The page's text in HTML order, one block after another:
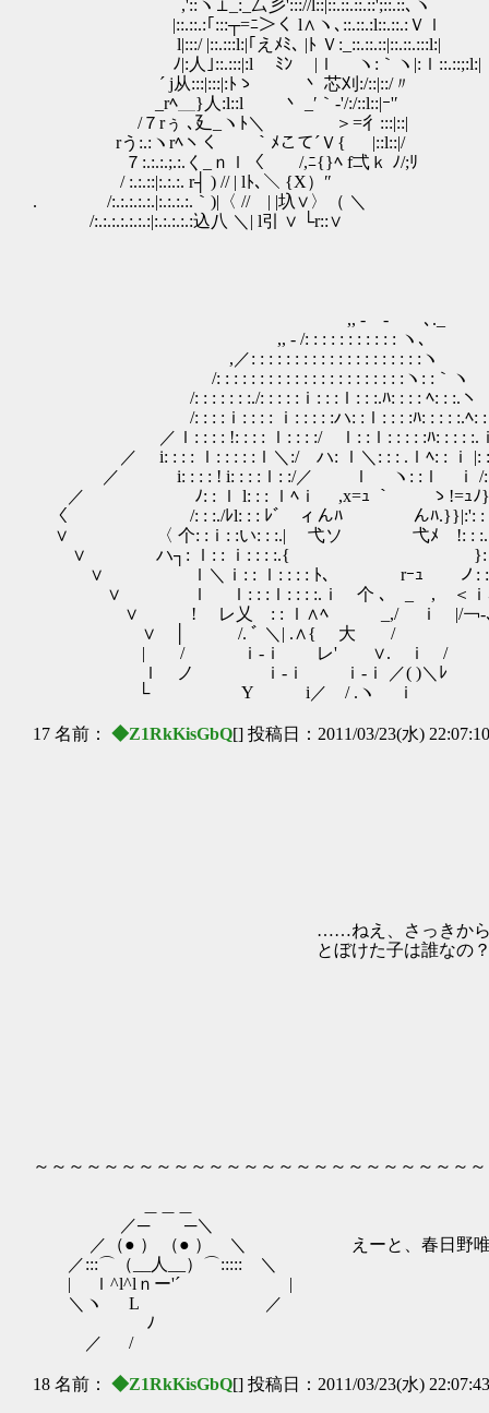
,'::ヽ⊥_:_厶彡'::://l::|::.::.::.::';::.::､ヽ
|::.::.:｢:::┬=ﾆ＞く l∧ヽ､::.::.:l::.::.:Ｖｌ
l|:::/ |::.:::l:|｢えﾒﾐ､ |ﾄ Ｖ:_::.::.::|::.::.:::l:|
ﾉ|:人｣::.:::|:l ゞﾐﾝ |ｌ ヽ:｀ヽ|:ｌ::.::;:l:|
´ j从:::|:::|:ﾄゝ 丶 芯刈:/::|::/〃 唯
_rﾍ＿}人:l::l 丶 _′｀‐'/:/::l::|ｰ'′ もしか
/７rぅ ､廴_ヽﾄ＼ ＞=彳:::|::|
rう:.:ヽrﾍヽく ｀ﾒこて´Ｖ{ |::l::|/
７:.:.:.;.:.く_ｎｌ〈 /,ﾆ{}ﾍ f弌ｋ ﾉ/;ﾘ
/ :.:.::|:.:.:. r┤ ) // | lﾄ､＼ {X）″
. /:.:.:.:.:.|:.:.:.:.｀)|〈 // | |圦∨〉（ ＼
/:.:.:.:.:.:.:|:.:.:.:.:込八 ＼| l引 ∨ └r::∨
,, - - ､._
,, - /: : : : : : : : : : : ヽ､
,／: : : : : : : : : : : : : : : : : : : :ヽ
/: : : : : : : : : : : : : : : : : : : : : :ヽ: :｀ヽ
/: : : : : : :./: : : : :ｉ: : :ｌ: : :.ﾊ: : : : ﾍ: : :.ヽ
/: : : :ｉ: : : : ｉ: : : : :ハ: :ｌ: : : :ﾊ: : : : :.ﾍ: :
／ｌ: : : : !: : : : ｌ: : : :/ ｌ: :ｌ: : : : :ﾊ: : : : :.ｉ
／ i: : : : ｌ: : : : :ｌ＼:/ ハ: ｌ＼: : : .ｌﾍ: : ｉ |: :
／ i: : : : ! i: : : :ｌ: :/／ ゝｌ ヽ: :ｌ ｉ /:
／ ゝﾉ: : ｌ l: : : ｌﾍｉ ,x=ｭ ｀ ゝ!=ｭﾉ}: ﾉ
〈 /: : :./ﾚl: : : ﾚﾞ ィんﾊ んﾊ.}}|:': : ｉ: :
∨ 〈 个: :ｉ: :い: : :.| 弋ソ 弋ﾒ !: : :.ｌ
∨ ハ┐: ｌ: : ｉ: : : :.{ }: : :.ｌ
∨ ｌ＼ｉ: : ｌ: : : : ﾄ､ rｰｭ ノ: : :.
∨ ｌ ｌ: : :ｌ: : : :.ｉ 个 ､ _ , ＜ｉﾊ:
∨ ! レ乂ゝ: : ｌ∧ﾍ _,/ ｉ |/￢-､
∨ │ /. ﾞ ＼| .∧{ 大 / ｉ‐
| ゝ/ ｉ‐ｉ レ' ∨. ｉ /
ｌ ノ ｉ‐ｉ ｉ‐ｉ ／( )＼
└ ゝ Y i／ / .ヽ ｉ
17 名前： ◆Z1RkKisGbQ[] 投稿日：2011/03/23(水)
……ねえ、さっきから横で
とぼけた子は誰な
～～～～～～～～～～～～～～～～～～～～～～～～～
／─ ─＼
／（● ） （● ） ＼ えーと、春日野唯ちゃ
／:::⌒（__人__）⌒::::: ＼
| ｌ^l^lｎー'´ |
＼ヽ L ／
ゝ ﾉ
／ /
18 名前： ◆Z1RkKisGbQ[] 投稿日：2011/03/23(水)